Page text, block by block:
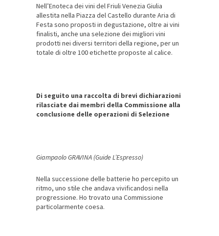
Nell’Enoteca dei vini del Friuli Venezia Giulia
allestita nella Piazza del Castello durante Aria di
Festa sono proposti in degustazione, oltre ai vini
finalisti, anche una selezione dei migliori vini
prodotti nei diversi territori della regione, per un
totale di oltre 100 etichette proposte al calice.
Di seguito una raccolta di brevi dichiarazioni
rilasciate dai membri della Commissione alla
conclusione delle operazioni di Selezione
Giampaolo GRAVINA (Guide L’Espresso)
Nella successione delle batterie ho percepito un
ritmo, uno stile che andava vivificandosi nella
progressione. Ho trovato una Commissione
particolarmente coesa.